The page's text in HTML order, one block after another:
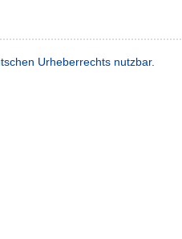
Urheberrechts nutzbar.